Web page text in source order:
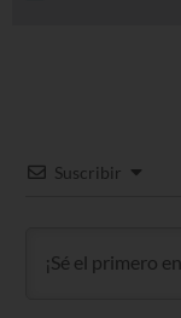
Suscribir